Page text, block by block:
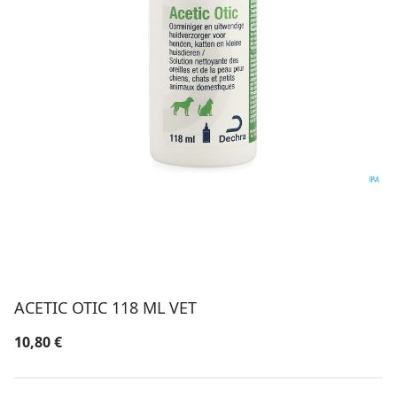
ACETIC OTIC 118 ML VET
10,80€